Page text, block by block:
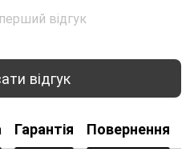
відгук
відгук
Гарантія Повернення